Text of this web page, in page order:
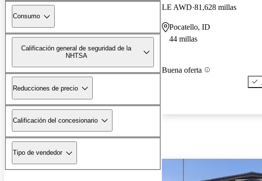
Consumo
Calificación general de seguridad de la
NHTSA
Reducciones de precio
Calificación del concesionario
Tipo de vendedor
LE AWD 81,628 millas
Pocatello, ID
44 millas
Buena oferta